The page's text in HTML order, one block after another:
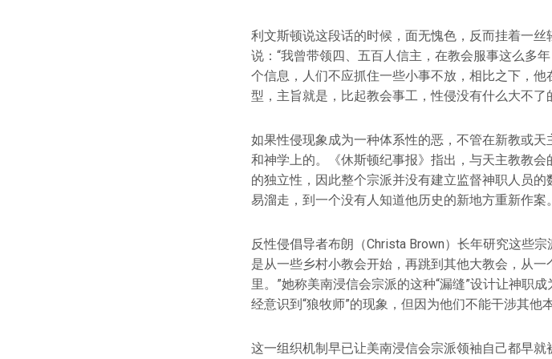
利文斯顿说这段话的时候，面无愧色，反而挂着一
说：“我曾带领四、五百人信主，在教会服事这么多
个信息，人们不应抓住一些小事不放，相比之下，
型，主旨就是，比起教会事工，性侵没有什么大不了
如果性侵现象成为一种体系性的恶，不管在新教或
和神学上的。《休斯顿纪事报》指出，与天主教教
的独立性，因此整个宗派并没有建立监督神职人员
易溜走，到一个没有人知道他历史的新地方重新作案。
反性侵倡导者布朗（Christa Brown）长年研究这些
是从一些乡村小教会开始，再跳到其他大教会，从
里。”她称美南浸信会宗派的这种“漏缝”设计让神职
经意识到“狼牧师”的现象，但因为他们不能干涉其他
这一组织机制早已让美南浸信会宗派领袖自己都早